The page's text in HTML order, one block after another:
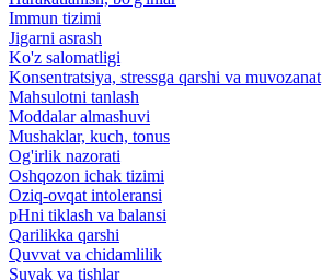
Immun tizimi
Jigarni asrash
Ko'z salomatligi
Konsentratsiya, stressga qarshi va muvozanat
Mahsulotni tanlash
Moddalar almashuvi
Mushaklar, kuch, tonus
Og'irlik nazorati
Oshqozon ichak tizimi
Oziq-ovqat intoleransi
pHni tiklash va balansi
Qarilikka qarshi
Quvvat va chidamlilik
Suyak va tishlar